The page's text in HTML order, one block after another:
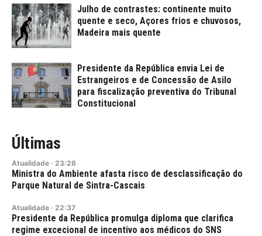
Julho de contrastes: continente muito
quente e seco, Açores frios e chuvosos,
Madeira mais quente
Presidente da República envia Lei de
Estrangeiros e de Concessão de Asilo
para fiscalização preventiva do Tribunal
Constitucional
Últimas
Atualidade · 23:26
Ministra do Ambiente afasta risco de desclassificação do
Parque Natural de Sintra-Cascais
Atualidade · 22:37
Presidente da República promulga diploma que clarifica
regime excecional de incentivo aos médicos do SNS